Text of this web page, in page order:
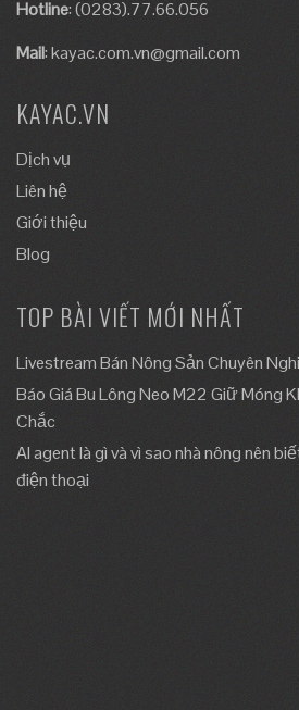
Hotline: (0283).77.66.056
Mail:kayac.com.vn@gmail.com
KAYAC.VN
Dịch vụ
Liên hệ
Giới thiệu
Blog
TOP BÀI VIẾT MỚI NHẤT
Livestream Bán Nông Sản Chuyên
Báo Giá Bu Lông Neo M22 Giữ Móng
Chắc
AI agent là gì và vì sao nhà nông nên
điện thoại